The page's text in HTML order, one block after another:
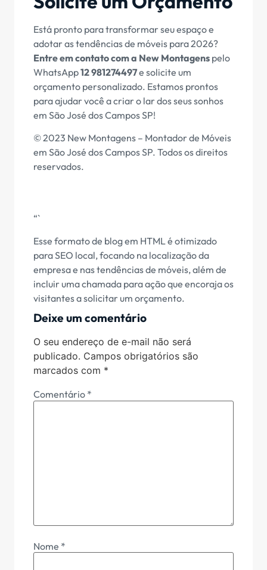
Está pronto para transformar seu espaço e
adotar as tendências de móveis para 2026?
Entre em contato com a New Montagens pelo
WhatsApp12 981274497e solicite um
orçamento personalizado. Estamos prontos
para ajudar você a criar o lar dos seus sonhos
em São José dos Campos SP!
© 2023 New Montagens – Montador de Móveis
em São José dos Campos SP. Todos os direitos
reservados.
“`
Esse formato de blog em HTML é otimizado
para SEO local, focando na localização da
empresa e nas tendências de móveis, além de
incluir uma chamada para ação que encoraja os
visitantes a solicitar um orçamento.
Deixe um comentário
O seu endereço de e-mail não será
publicado. Campos obrigatórios são
marcados com *
Comentário *
Nome *